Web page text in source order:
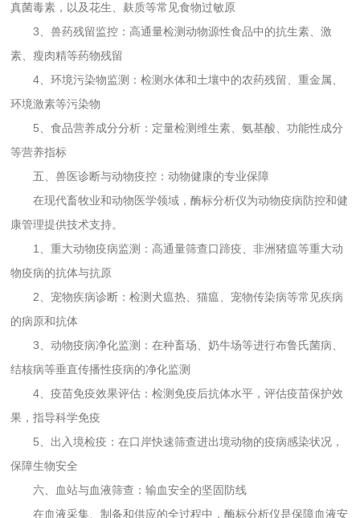
真菌毒素，以及花生、麸质等常见食物过敏原
3、兽药残留监控：高通量检测动物源性食品中的抗生素、激
素、瘦肉精等药物残留
4、环境污染物监测：检测水体和土壤中的农药残留、重金属、
环境激素等污染物
5、食品营养成分分析：定量检测维生素、氨基酸、功能性成分
等营养指标
五、兽医诊断与动物疫控：动物健康的专业保障
在现代畜牧业和动物医学领域，酶标分析仪为动物疫病防控和健
康管理提供技术支持。
1、重大动物疫病监测：高通量筛查口蹄疫、非洲猪瘟等重大动
物疫病的抗体与抗原
2、宠物疾病诊断：检测犬瘟热、猫瘟、宠物传染病等常见疾病
的病原和抗体
3、动物疫病净化监测：在种畜场、奶牛场等进行布鲁氏菌病、
结核病等垂直传播性疫病的净化监测
4、疫苗免疫效果评估：检测免疫后抗体水平，评估疫苗保护效
果，指导科学免疫
5、出入境检疫：在口岸快速筛查进出境动物的疫病感染状况，
保障生物安全
六、血站与血液筛查：输血安全的坚固防线
在血液采集、制备和供应的全过程中，酶标分析仪是保障血液安